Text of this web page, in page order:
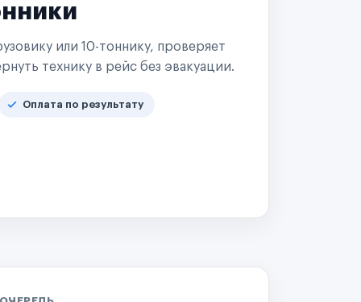
или 10-тоннику, проверяет
технику в рейс без эвакуации.
Оплата по результату